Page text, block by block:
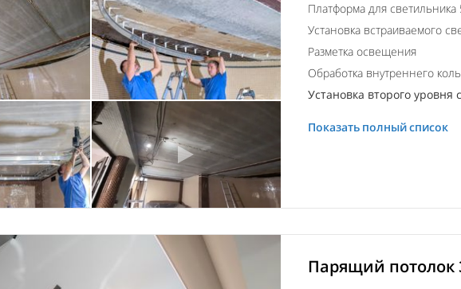
Платформа для
Установка встраиваемого
Разметка освещения
Обработка внутреннего
Установка второго уровня
Показать полный список
Парящий потолок